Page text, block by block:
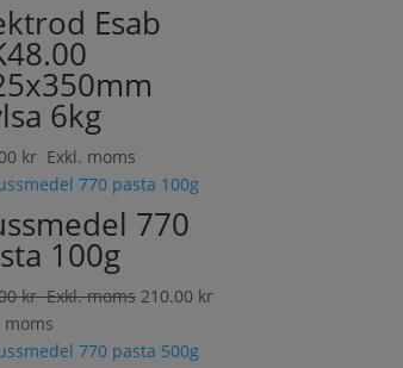
Esab
6kg
krExkl. moms
770
100g
krExkl. moms 210.00 kr
moms